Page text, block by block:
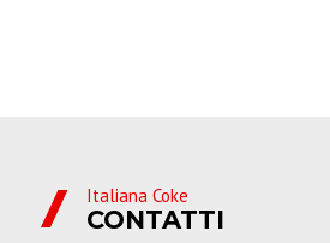
Italiana Coke
CONTATTI